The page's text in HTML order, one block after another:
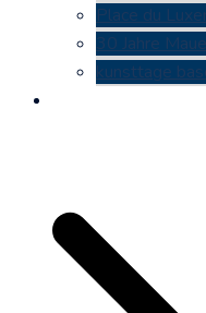
Place du
30 Jahre
kunsttage